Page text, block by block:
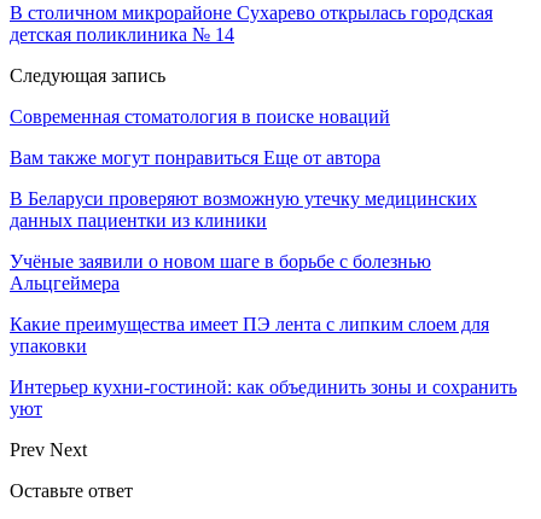
В столичном микрорайоне Сухарево открылась городская
детская поликлиника № 14
Следующая запись
Современная стоматология в поиске новаций
Вам также могут понравиться Еще от автора
В Беларуси проверяют возможную утечку медицинских
данных пациентки из клиники
Учёные заявили о новом шаге в борьбе с болезнью
Альцгеймера
Какие преимущества имеет ПЭ лента с липким слоем для
упаковки
Интерьер кухни-гостиной: как объединить зоны и сохранить
уют
Prev Next
Оставьте ответ